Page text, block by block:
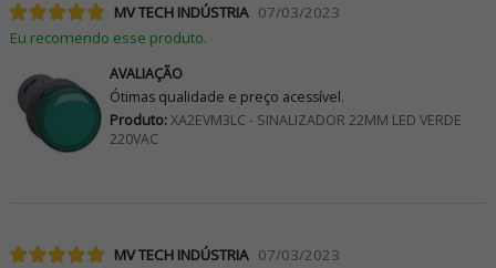
MV TECH INDÚSTRIA 07/03/2023
Eu recomendo esse produto.
AVALIAÇÃO
Ótimas qualidade e preço acessível.
Produto:XA2EVM3LC - SINALIZADOR 22MM LED VERDE
220VAC
MV TECH INDÚSTRIA 07/03/2023